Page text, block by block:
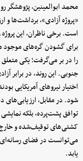
محمد ابوالعینین، پژوهشگر
«پروژه آزادی»، برداشت‌ها و
است. برخی ناظران، این
برای گشودن گره‌های موجود
را در بر می‌گرفت؛ یکی متعلق
اختیار نیروهای آمریکایی
شود. در مقابل، ارزیابی‌های
توافق پشت‌پرده، بلکه
کشتی‌های توقیف‌شده و
می‌توانست در فضای رسانه‌ای
یابد.